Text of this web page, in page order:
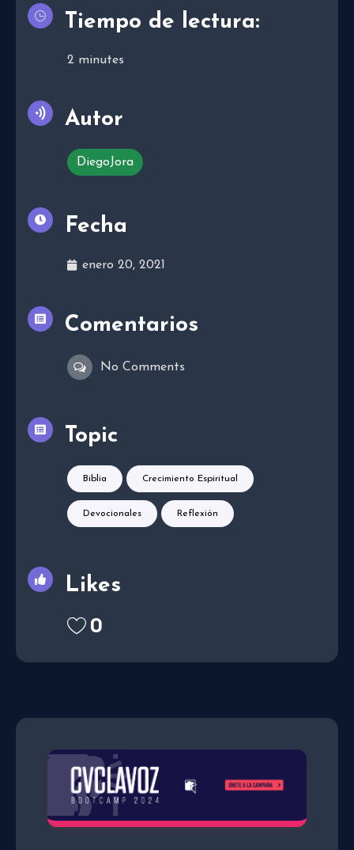
Tiempo de lectura:
2 minutes
Autor
DiegoJora
Fecha
enero 20, 2021
Comentarios
No Comments
Topic
Biblia Crecimiento Espiritual
Devocionales Reflexión
Likes
0